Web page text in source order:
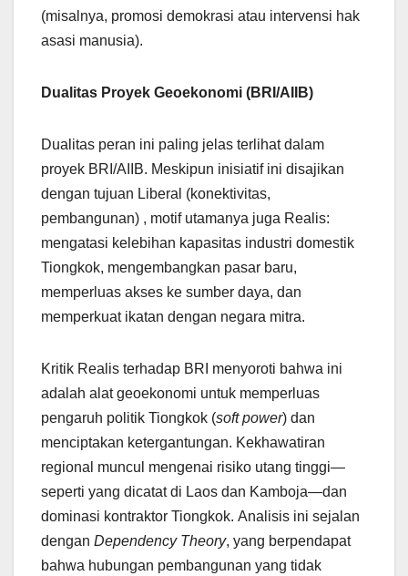
(misalnya, promosi demokrasi atau intervensi hak
asasi manusia).
Dualitas Proyek Geoekonomi (BRI/AIIB)
Dualitas peran ini paling jelas terlihat dalam
proyek BRI/AIIB. Meskipun inisiatif ini disajikan
dengan tujuan Liberal (konektivitas,
pembangunan) , motif utamanya juga Realis:
mengatasi kelebihan kapasitas industri domestik
Tiongkok, mengembangkan pasar baru,
memperluas akses ke sumber daya, dan
memperkuat ikatan dengan negara mitra.
Kritik Realis terhadap BRI menyoroti bahwa ini
adalah alat geoekonomi untuk memperluas
pengaruh politik Tiongkok (soft power) dan
menciptakan ketergantungan. Kekhawatiran
regional muncul mengenai risiko utang tinggi—
seperti yang dicatat di Laos dan Kamboja—dan
dominasi kontraktor Tiongkok. Analisis ini sejalan
dengan Dependency Theory, yang berpendapat
bahwa hubungan pembangunan yang tidak